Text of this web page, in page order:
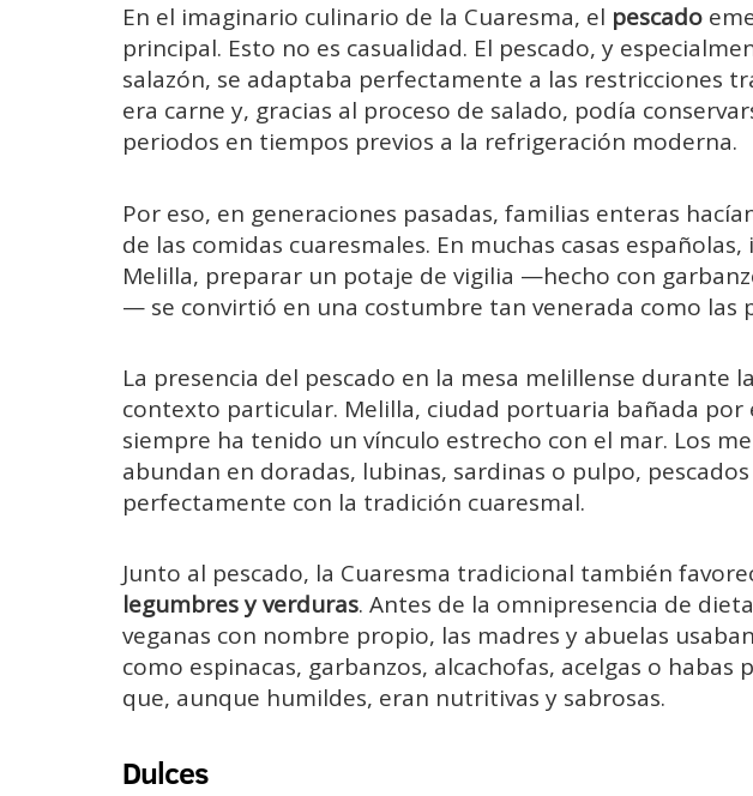
En el imaginario culinario de la Cuaresma, el pescado
principal. Esto no es casualidad. El pescado, y
salazón, se adaptaba perfectamente a las restricciones
era carne y, gracias al proceso de salado, podía
periodos en tiempos previos a la refrigeración moderna.
Por eso, en generaciones pasadas, familias enteras
de las comidas cuaresmales. En muchas casas
Melilla, preparar un potaje de vigilia —hecho con
— se convirtió en una costumbre tan venerada como las
La presencia del pescado en la mesa melillense durante
contexto particular. Melilla, ciudad portuaria bañada por
siempre ha tenido un vínculo estrecho con el mar. Los
abundan en doradas, lubinas, sardinas o pulpo,
perfectamente con la tradición cuaresmal.
Junto al pescado, la Cuaresma tradicional también
legumbres y verduras. Antes de la omnipresencia de
veganas con nombre propio, las madres y abuelas
como espinacas, garbanzos, alcachofas, acelgas o habas
que, aunque humildes, eran nutritivas y sabrosas.
Dulces